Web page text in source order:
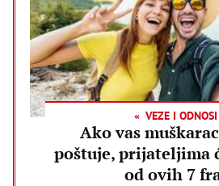
VEZE I ODNOSI
Ako vas
poštuje, prijateljima
od ovih 7